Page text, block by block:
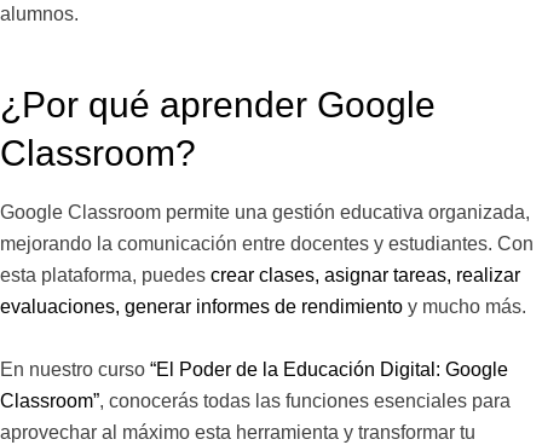
alumnos.
¿Por qué aprender Google
Classroom?
Google Classroom permite una gestión educativa organizada,
mejorando la comunicación entre docentes y estudiantes. Con
esta plataforma, puedes crear clases, asignar tareas, realizar
evaluaciones, generar informes de rendimiento y mucho más.
En nuestro curso “El Poder de la Educación Digital: Google
Classroom”, conocerás todas las funciones esenciales para
aprovechar al máximo esta herramienta y transformar tu